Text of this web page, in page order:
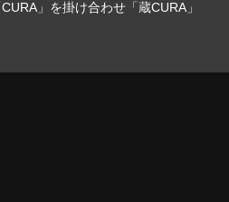
」を掛け合わせ「蔵CURA」